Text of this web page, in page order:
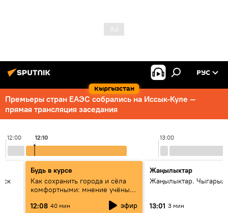
Кыргызстан
РУС
Премьеры стран ЕАЭС собрались на Иссык-Куле —
прямая трансляция заседания
12:00 13:00
12:10
Будь в курсе
Как сохранить города и сёла
комфортными: мнение учёных
12:08 40 мин эфир
Жаңылыктар
Жаңылыктар.
13:01 3 мин